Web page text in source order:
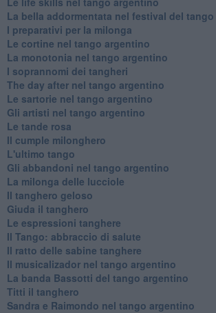
La bella addormentata nel festival del tango
I preparativi per la milonga
Le cortine nel tango argentino
La monotonia nel tango argentino
I soprannomi dei tangheri
The day after nel tango argentino
Le sartorie nel tango argentino
Gli artisti nel tango argentino
Le tande rosa
Il cumple milonghero
L'ultimo tango
Gli abbandoni nel tango argentino
La milonga delle lucciole
Il tanghero geloso
Giuda il tanghero
Le espressioni tanghere
Il Tango: abbraccio di salute
Il ratto delle sabine tanghere
Il musicalizador nel tango argentino
La banda Bassotti del tango argentino
Titti il tanghero
Sandra e Raimondo nel tango argentino